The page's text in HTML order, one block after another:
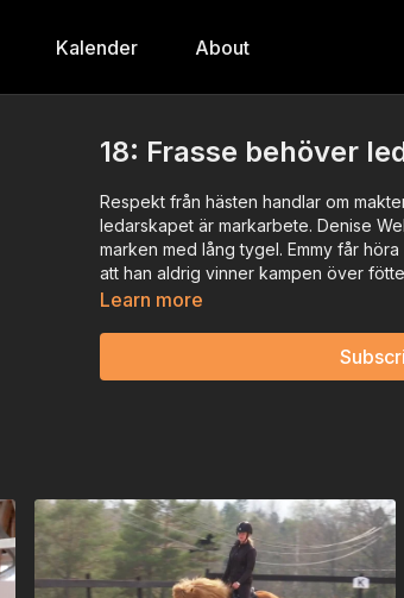
Kalender About
18: Frasse behöver
Respekt från hästen handlar om
ledarskapet är markarbete. Denise
marken med lång tygel. Emmy får
att han aldrig vinner kampen över
Learn more